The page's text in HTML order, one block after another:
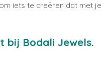
iets te creëren dat met je
bij Bodali Jewels.